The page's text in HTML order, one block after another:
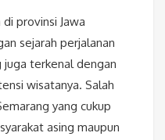
provinsi Jawa
sejarah perjalanan
juga terkenal dengan
wisatanya. Salah
yang cukup
asing maupun